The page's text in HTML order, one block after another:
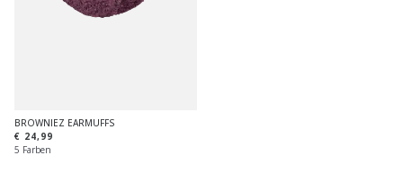
BROWNIEZ EARMUFFS
€ 24,99
5 Farben